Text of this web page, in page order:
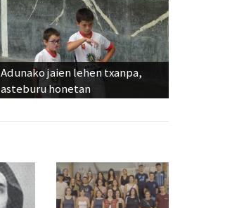
Adunako jaien lehen txanpa,
asteburu honetan